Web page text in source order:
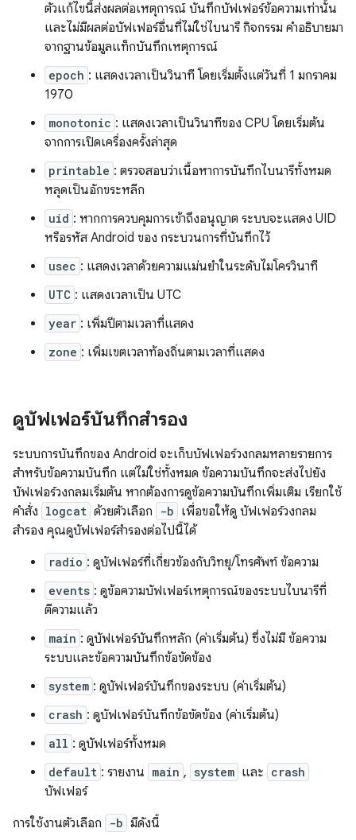
ตัวแก้ไขนี้ส่งผลต่อเหตุการณ์ บันทึกบัฟเฟอร์ข้อความเท่านั้น
และไม่มีผลต่อบัฟเฟอร์อื่นที่ไม่ใช่ไบนารี กิจกรรม คำอธิบายมา
จากฐานข้อมูลแท็กบันทึกเหตุการณ์
epoch : แสดงเวลาเป็นวินาที โดยเริ่มตั้งแต่วันที่ 1 มกราคม
1970
monotonic : แสดงเวลาเป็นวินาทีของ CPU โดยเริ่มต้น
จากการเปิดเครื่องครั้งล่าสุด
printable : ตรวจสอบว่าเนื้อหาการบันทึกไบนารีทั้งหมด
หลุดเป็นอักขระหลีก
uid : หากการควบคุมการเข้าถึงอนุญาต ระบบจะแสดง UID
หรือรหัส Android ของ กระบวนการที่บันทึกไว้
usec : แสดงเวลาด้วยความแม่นยำในระดับไมโครวินาที
UTC : แสดงเวลาเป็น UTC
year : เพิ่มปีตามเวลาที่แสดง
zone : เพิ่มเขตเวลาท้องถิ่นตามเวลาที่แสดง
ดูบัฟเฟอร์บันทึกสำรอง
ระบบการบันทึกของ Android จะเก็บบัฟเฟอร์วงกลมหลายรายการ
สำหรับข้อความบันทึก แต่ไม่ใช่ทั้งหมด ข้อความบันทึกจะส่งไปยัง
บัฟเฟอร์วงกลมเริ่มต้น หากต้องการดูข้อความบันทึกเพิ่มเติม เรียกใช้
คำสั่ง logcat ด้วยตัวเลือก -b เพื่อขอให้ดู บัฟเฟอร์วงกลม
สำรอง คุณดูบัฟเฟอร์สำรองต่อไปนี้ได้
radio : ดูบัฟเฟอร์ที่เกี่ยวข้องกับวิทยุ/โทรศัพท์ ข้อความ
events : ดูข้อความบัฟเฟอร์เหตุการณ์ของระบบไบนารีที่
ตีความแล้ว
main : ดูบัฟเฟอร์บันทึกหลัก (ค่าเริ่มต้น) ซึ่งไม่มี ข้อความ
ระบบและข้อความบันทึกข้อขัดข้อง
system : ดูบัฟเฟอร์บันทึกของระบบ (ค่าเริ่มต้น)
crash : ดูบัฟเฟอร์บันทึกข้อขัดข้อง (ค่าเริ่มต้น)
all : ดูบัฟเฟอร์ทั้งหมด
default : รายงาน main , system และ crash
บัฟเฟอร์
การใช้งานตัวเลือก
-b มีดังนี้